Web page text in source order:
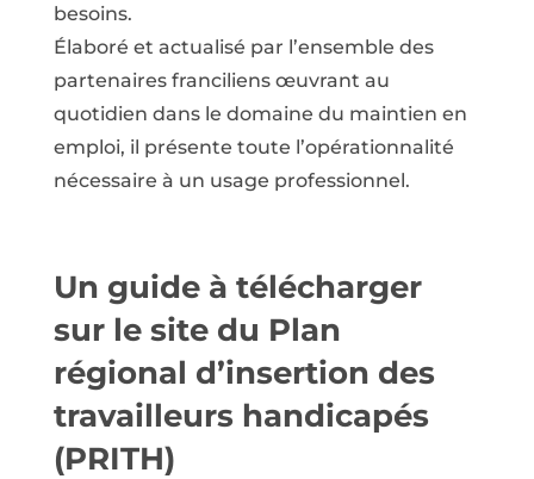
besoins.
Élaboré et actualisé par l’ensemble des
partenaires franciliens œuvrant au
quotidien dans le domaine du maintien en
emploi, il présente toute l’opérationnalité
nécessaire à un usage professionnel.
Un guide à télécharger
sur le site du Plan
régional d’insertion des
travailleurs handicapés
(PRITH)